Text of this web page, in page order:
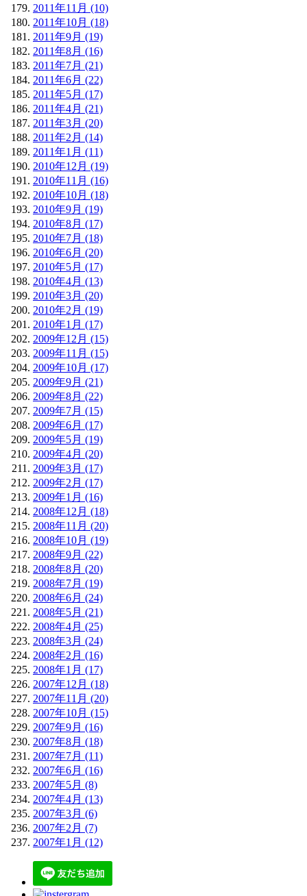
2011年11月 (10)
2011年10月 (18)
2011年9月 (19)
2011年8月 (16)
2011年7月 (21)
2011年6月 (22)
2011年5月 (17)
2011年4月 (21)
2011年3月 (20)
2011年2月 (14)
2011年1月 (11)
2010年12月 (19)
2010年11月 (16)
2010年10月 (18)
2010年9月 (19)
2010年8月 (17)
2010年7月 (18)
2010年6月 (20)
2010年5月 (17)
2010年4月 (13)
2010年3月 (20)
2010年2月 (19)
2010年1月 (17)
2009年12月 (15)
2009年11月 (15)
2009年10月 (17)
2009年9月 (21)
2009年8月 (22)
2009年7月 (15)
2009年6月 (17)
2009年5月 (19)
2009年4月 (20)
2009年3月 (17)
2009年2月 (17)
2009年1月 (16)
2008年12月 (18)
2008年11月 (20)
2008年10月 (19)
2008年9月 (22)
2008年8月 (20)
2008年7月 (19)
2008年6月 (24)
2008年5月 (21)
2008年4月 (25)
2008年3月 (24)
2008年2月 (16)
2008年1月 (17)
2007年12月 (18)
2007年11月 (20)
2007年10月 (15)
2007年9月 (16)
2007年8月 (18)
2007年7月 (11)
2007年6月 (16)
2007年5月 (8)
2007年4月 (13)
2007年3月 (6)
2007年2月 (7)
2007年1月 (12)